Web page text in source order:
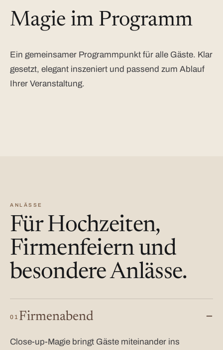
Magie im Programm
Ein gemeinsamer Programmpunkt für alle Gäste. Klar
gesetzt, elegant inszeniert und passend zum Ablauf
Ihrer Veranstaltung.
ANLÄSSE
Für Hochzeiten,
Firmenfeiern und
besondere Anlässe.
01 Firmenabend
Close-up-Magie bringt Gäste miteinander ins